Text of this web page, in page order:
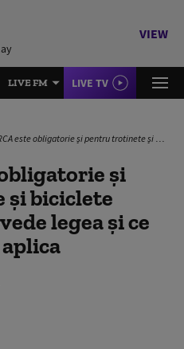
VIEW
LIVE FM LIVE TV
și pentru trotinete și biciclete electrice. Ce prevede legea și ce sancțiuni se vor aplica
și
biciclete
legea și ce